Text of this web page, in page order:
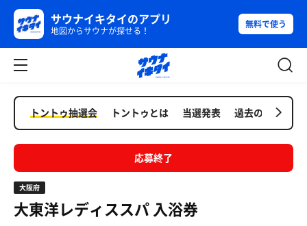
サウナイキタイのアプリ
地図からサウナが探せる！
無料で使う
トントゥ抽選会 トントゥとは 当選発表 過去の抽選会
応募終了
大阪府
大東洋レディススパ入浴券